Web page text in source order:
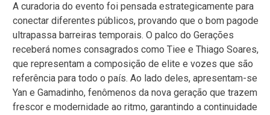
A curadoria do evento foi pensada estrategicamente para
conectar diferentes públicos, provando que o bom pagode
ultrapassa barreiras temporais. O palco do Gerações
receberá nomes consagrados como Tiee e Thiago Soares,
que representam a composição de elite e vozes que são
referência para todo o país. Ao lado deles, apresentam-se
Yan e Gamadinho, fenômenos da nova geração que trazem
frescor e modernidade ao ritmo, garantindo a continuidade